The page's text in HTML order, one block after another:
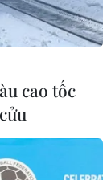
dưới hình
chuyển
trong
sâu
tiêu
thần kinh,
sinh,
cao tốc